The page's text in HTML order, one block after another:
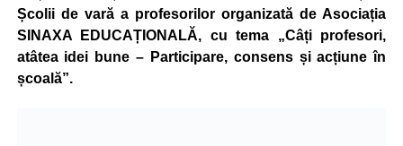
Școlii de vară a profesorilor organizată de Asociația
SINAXA EDUCAȚIONALĂ, cu tema „Câți profesori,
atâtea idei bune – Participare, consens și acțiune în
școală”.